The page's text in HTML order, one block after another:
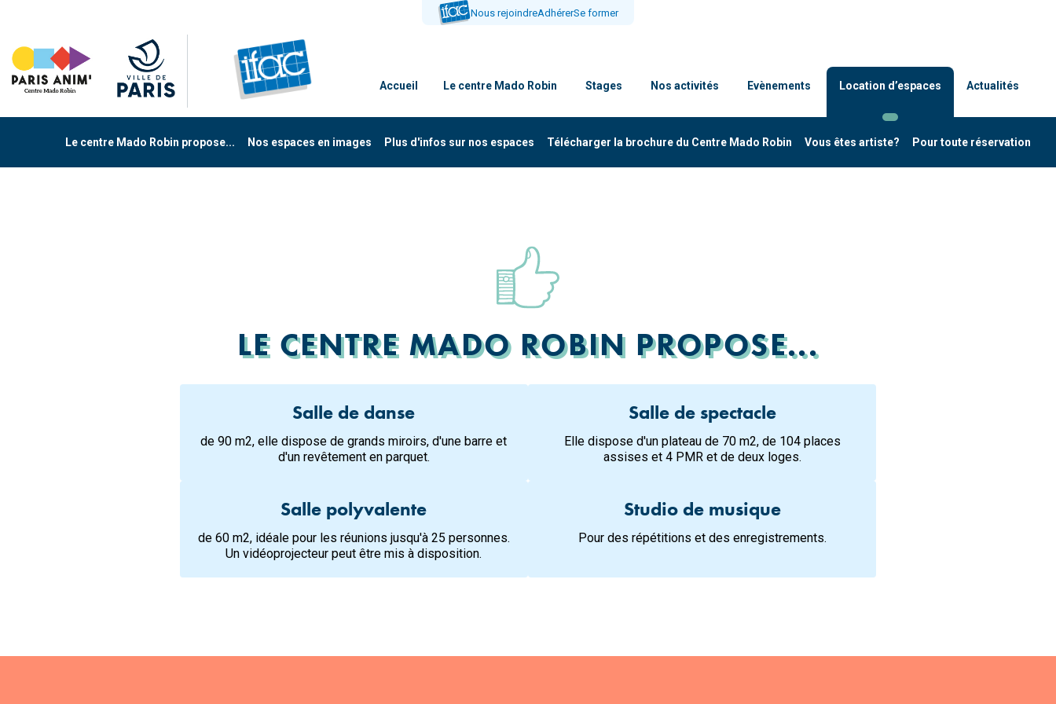
contenu
Nous rejoindreAdhérerSe former
Accueil Le centre Mado Robin Stages Nos activités Evènements Location d’espaces Actualités
Le centre Mado Robin propose... Nos espaces en images Plus d'infos sur nos espaces Télécharger la brochure du Centre Mado Robin Vous êtes artiste? Pour toute réservation
LE CENTRE MADO ROBIN PROPOSE...
Salle de danse
de 90 m2, elle dispose de grands miroirs, d'une barre et
d'un revêtement en parquet.
Salle de spectacle
Elle dispose d'un plateau de 70 m2, de 104 places
assises et 4 PMR et de deux loges.
Salle polyvalente
de 60 m2, idéale pour les réunions jusqu'à 25 personnes.
Un vidéoprojecteur peut être mis à disposition.
Studio de musique
Pour des répétitions et des enregistrements.